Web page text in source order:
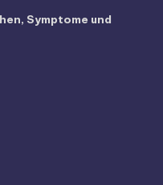
Symptome und